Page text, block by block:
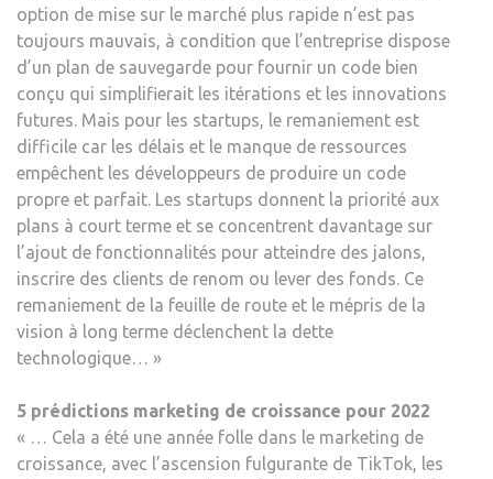
option de mise sur le marché plus rapide n’est pas
toujours mauvais, à condition que l’entreprise dispose
d’un plan de sauvegarde pour fournir un code bien
conçu qui simplifierait les itérations et les innovations
futures. Mais pour les startups, le remaniement est
difficile car les délais et le manque de ressources
empêchent les développeurs de produire un code
propre et parfait. Les startups donnent la priorité aux
plans à court terme et se concentrent davantage sur
l’ajout de fonctionnalités pour atteindre des jalons,
inscrire des clients de renom ou lever des fonds. Ce
remaniement de la feuille de route et le mépris de la
vision à long terme déclenchent la dette
technologique… »
5 prédictions marketing de croissance pour 2022
« … Cela a été une année folle dans le marketing de
croissance, avec l’ascension fulgurante de TikTok, les